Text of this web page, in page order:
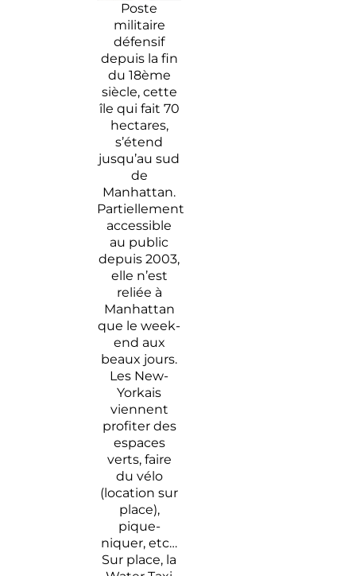
Poste
militaire
défensif
depuis la fin
du 18ème
siècle, cette
île qui fait 70
hectares,
s’étend
jusqu’au sud
de
Manhattan.
Partiellement
accessible
au public
depuis 2003,
elle n’est
reliée à
Manhattan
que le week-
end aux
beaux jours.
Les New-
Yorkais
viennent
profiter des
espaces
verts, faire
du vélo
(location sur
place),
pique-
niquer, etc…
Sur place, la